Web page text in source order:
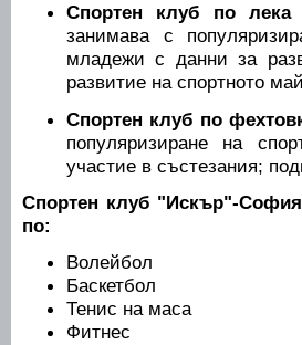
Спортен клуб по лека
занимава с
младежи с данни за
развитие на спортното
Спортен клуб по
популяризиране на
участие в състезания;
Спортен клуб "Искър"-
по:
Волейбол
Баскетбол
Тенис на маса
Фитнес